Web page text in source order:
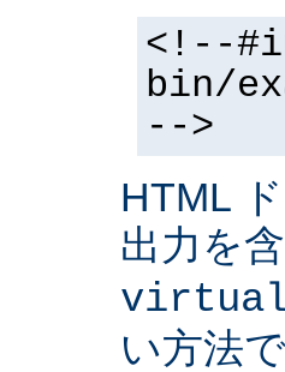
<!--
bin/
-->
HTML
出力を
い方法で